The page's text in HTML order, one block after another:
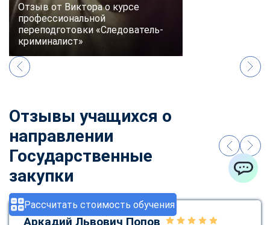
Рассчитать стоимость обучения
Отзыв от Виктора о курсе
профессиональной
переподготовки «Следователь-
криминалист»
Отзывы учащихся о
направлении
Государственные
закупки
Аркадий Львович Попов